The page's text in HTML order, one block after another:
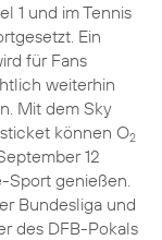
1 und im Tennis
Ein
für Fans
weiterhin
Mit dem Sky
können O2
12
Sport genießen.
Bundesliga und
des DFB-Pokals